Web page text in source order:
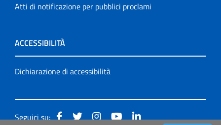
Atti di notificazione per pubblici proclami
ACCESSIBILITÀ
Dichiarazione di accessibilità
Seguici su: